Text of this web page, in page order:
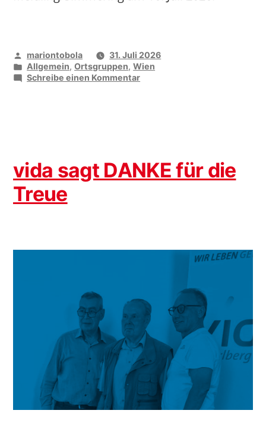
Veröffentlicht
von
mariontobola
31. Juli 2026
Veröffentlicht
unter
Allgemein,Ortsgruppen,Wien
Schreibe einen Kommentarzu
vida sagt DANKE für die
Treue